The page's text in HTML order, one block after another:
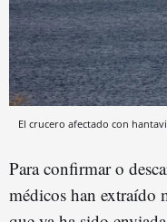
El crucero afectado con
Para confirmar o
médicos han extraído